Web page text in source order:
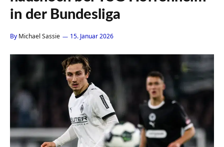
in der Bundesliga
By Michael Sassie 15. Januar 2026